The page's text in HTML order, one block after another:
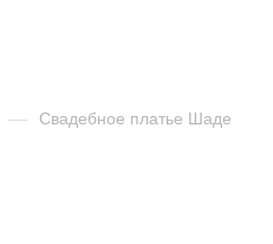
— Свадебное платье Шаде